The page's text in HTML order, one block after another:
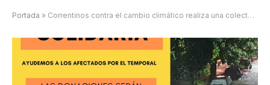
Portada » Correntinos contra el cambio climático realiza una colecta de donaciones para los inundados